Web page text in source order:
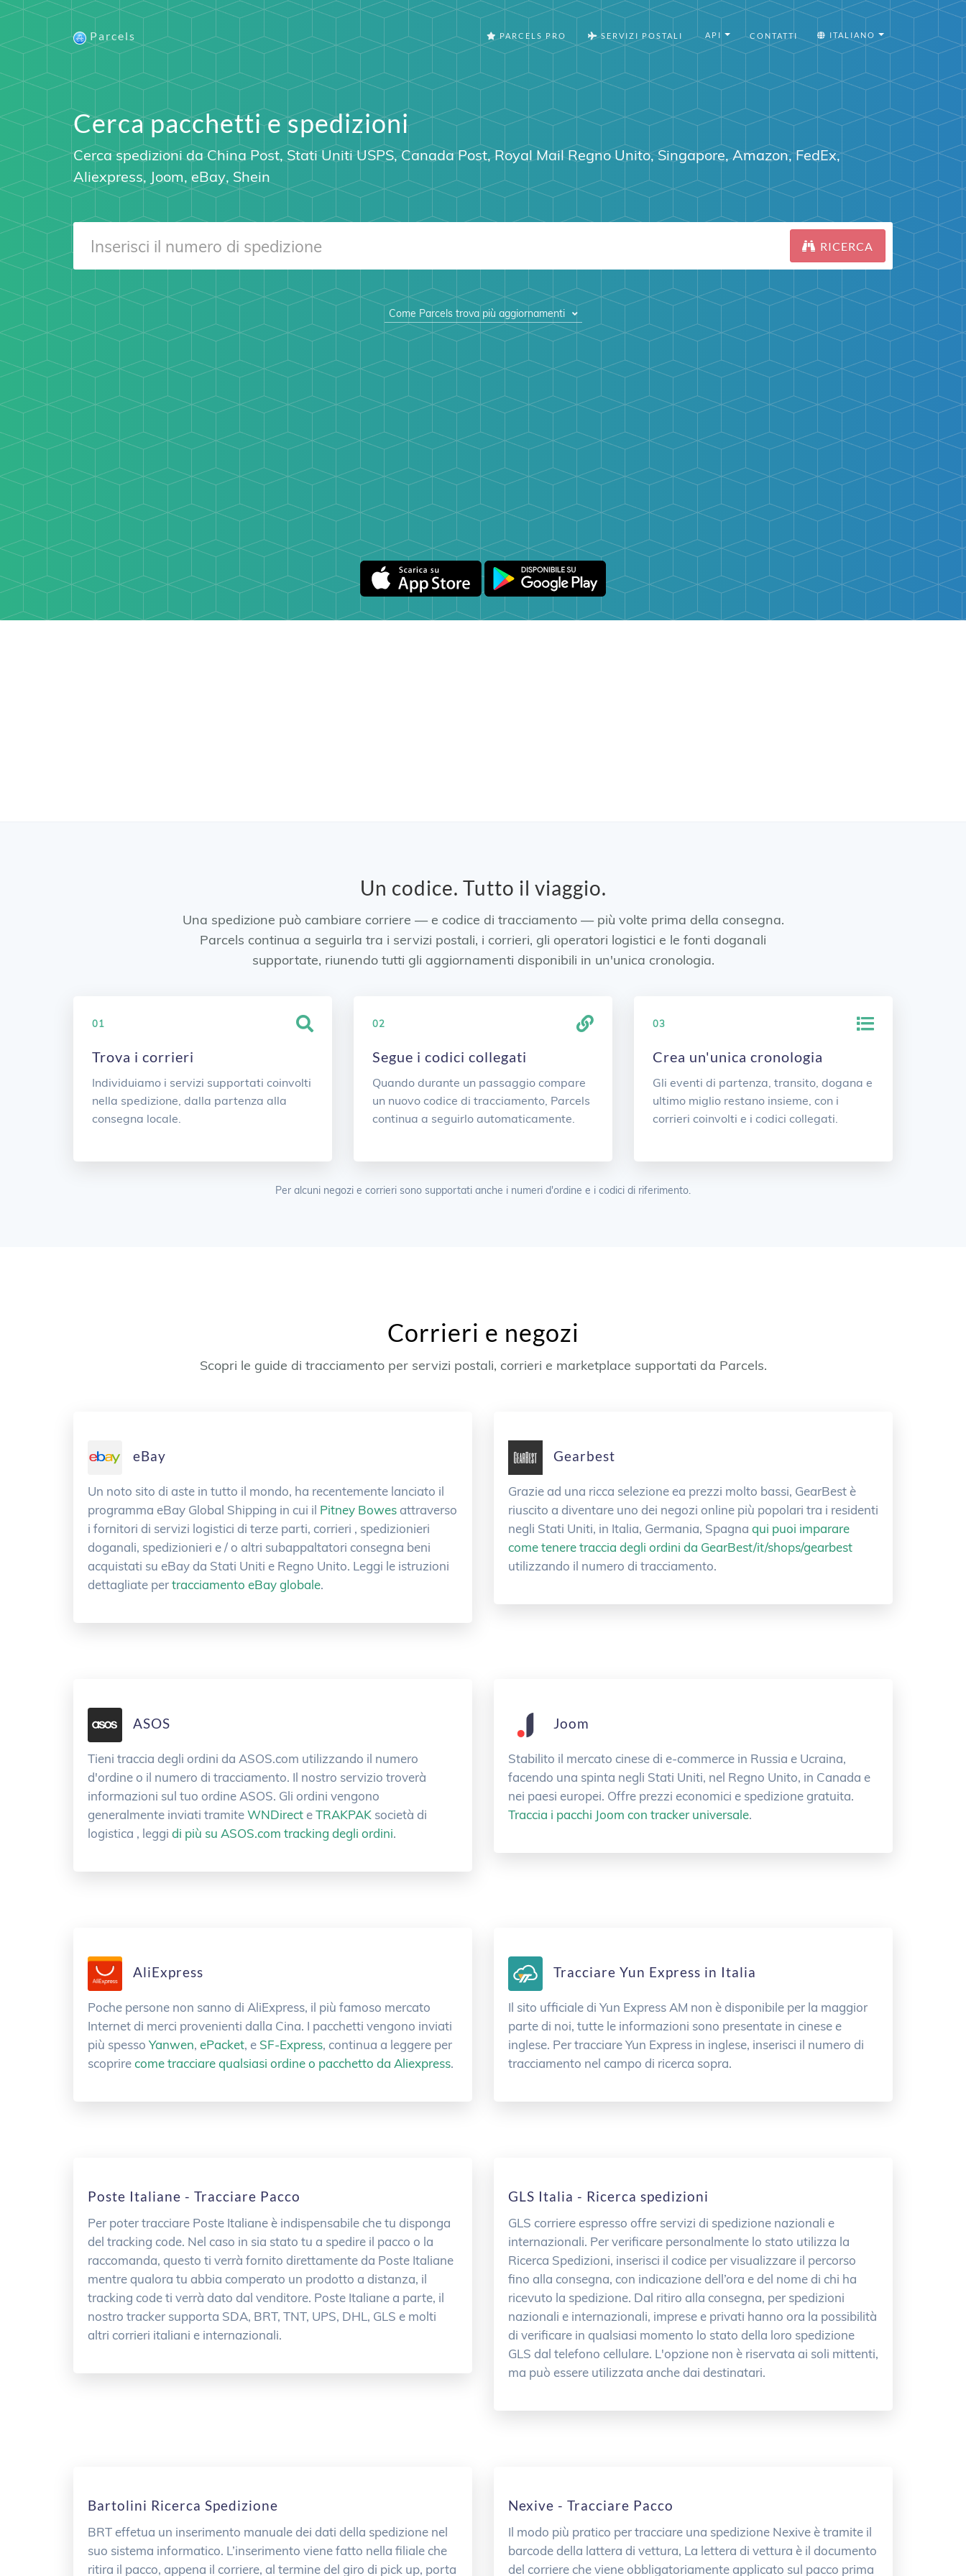
Parcels PARCELS PRO SERVIZI POSTALI API CONTATTI ITALIANO
Cerca pacchetti e spedizioni
Cerca spedizioni daChina Post, Stati Uniti USPS,Canada Post,Royal Mail Regno Unito,Singapore,Amazon,FedEx,
Aliexpress, Joom, eBay, Shein
RICERCA
Come Parcels trova più aggiornamenti
Un codice. Tutto il viaggio.
Una spedizione può cambiare corriere — e codice di tracciamento — più volte prima della consegna.
Parcels continua a seguirla tra i servizi postali, i corrieri, gli operatori logistici e le fonti doganali
supportate, riunendo tutti gli aggiornamenti disponibili in un'unica cronologia.
01
Trova i corrieri
Individuiamo i servizi supportati coinvolti
nella spedizione, dalla partenza alla
consegna locale.
02
Segue i codici collegati
Quando durante un passaggio compare
un nuovo codice di tracciamento, Parcels
continua a seguirlo automaticamente.
03
Crea un'unica cronologia
Gli eventi di partenza, transito, dogana e
ultimo miglio restano insieme, con i
corrieri coinvolti e i codici collegati.
Per alcuni negozi e corrieri sono supportati anche i numeri d'ordine e i codici di riferimento.
Corrieri e negozi
Scopri le guide di tracciamento per servizi postali, corrieri e marketplace supportati da Parcels.
eBay
Un noto sito di aste in tutto il mondo, ha recentemente lanciato il
programma eBay Global Shipping in cui il Pitney Bowesattraverso
i fornitori di servizi logistici di terze parti, corrieri , spedizionieri
doganali, spedizionieri e / o altri subappaltatori consegna beni
acquistati su eBay da Stati Uniti e Regno Unito. Leggi le istruzioni
dettagliate pertracciamento eBay globale.
Gearbest
Grazie ad una ricca selezione ea prezzi molto bassi, GearBest è
riuscito a diventare uno dei negozi online più popolari tra i residenti
negli Stati Uniti, in Italia, Germania, Spagna qui puoi imparare
come tenere traccia degli ordini da GearBest/it/shops/gearbest
utilizzando il numero di tracciamento.
ASOS
Tieni traccia degli ordini da ASOS.com utilizzando il numero
d'ordine o il numero di tracciamento. Il nostro servizio troverà
informazioni sul tuo ordine ASOS. Gli ordini vengono
generalmente inviati tramiteWNDirecteTRAKPAK società di
logistica , leggi di più su ASOS.com tracking degli ordini.
Joom
Stabilito il mercato cinese di e-commerce in Russia e Ucraina,
facendo una spinta negli Stati Uniti, nel Regno Unito, in Canada e
nei paesi europei. Offre prezzi economici e spedizione gratuita.
Traccia i pacchi Joom con tracker universale.
AliExpress
Poche persone non sanno di AliExpress, il più famoso mercato
Internet di merci provenienti dalla Cina. I pacchetti vengono inviati
più spesso Yanwen, ePacket, e SF-Express, continua a leggere per
scoprirecome tracciare qualsiasi ordine o pacchetto da Aliexpress.
Tracciare Yun Express in Italia
Il sito ufficiale di Yun Express AM non è disponibile per la maggior
parte di noi, tutte le informazioni sono presentate in cinese e
inglese. Per tracciare Yun Express in inglese, inserisci il numero di
tracciamento nel campo di ricerca sopra.
Poste Italiane - Tracciare Pacco
Per poter tracciare Poste Italiane è indispensabile che tu disponga
del tracking code. Nel caso in sia stato tu a spedire il pacco o la
raccomanda, questo ti verrà fornito direttamente da Poste Italiane
mentre qualora tu abbia comperato un prodotto a distanza, il
tracking code ti verrà dato dal venditore. Poste Italiane a parte, il
nostro tracker supporta SDA, BRT, TNT, UPS, DHL, GLS e molti
altri corrieri italiani e internazionali.
GLS Italia - Ricerca spedizioni
GLS corriere espresso offre servizi di spedizione nazionali e
internazionali. Per verificare personalmente lo stato utilizza la
Ricerca Spedizioni, inserisci il codice per visualizzare il percorso
fino alla consegna, con indicazione dell’ora e del nome di chi ha
ricevuto la spedizione. Dal ritiro alla consegna, per spedizioni
nazionali e internazionali, imprese e privati hanno ora la possibilità
di verificare in qualsiasi momento lo stato della loro spedizione
GLS dal telefono cellulare. L'opzione non è riservata ai soli mittenti,
ma può essere utilizzata anche dai destinatari.
Bartolini Ricerca Spedizione
BRT effetua un inserimento manuale dei dati della spedizione nel
suo sistema informatico. L’inserimento viene fatto nella filiale che
ritira il pacco, appena il corriere, al termine del giro di pick up, porta
Nexive - Tracciare Pacco
Il modo più pratico per tracciare una spedizione Nexive è tramite il
barcode della lattera di vettura, La lettera di vettura è il documento
del corriere che viene obbligatoriamente applicato sul pacco prima